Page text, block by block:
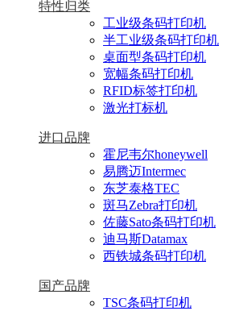
特性归类
工业级条码打印机
半工业级条码打印机
桌面型条码打印机
宽幅条码打印机
RFID标签打印机
激光打标机
进口品牌
霍尼韦尔honeywell
易腾迈Intermec
东芝泰格TEC
斑马Zebra打印机
佐藤Sato条码打印机
迪马斯Datamax
西铁城条码打印机
国产品牌
TSC条码打印机